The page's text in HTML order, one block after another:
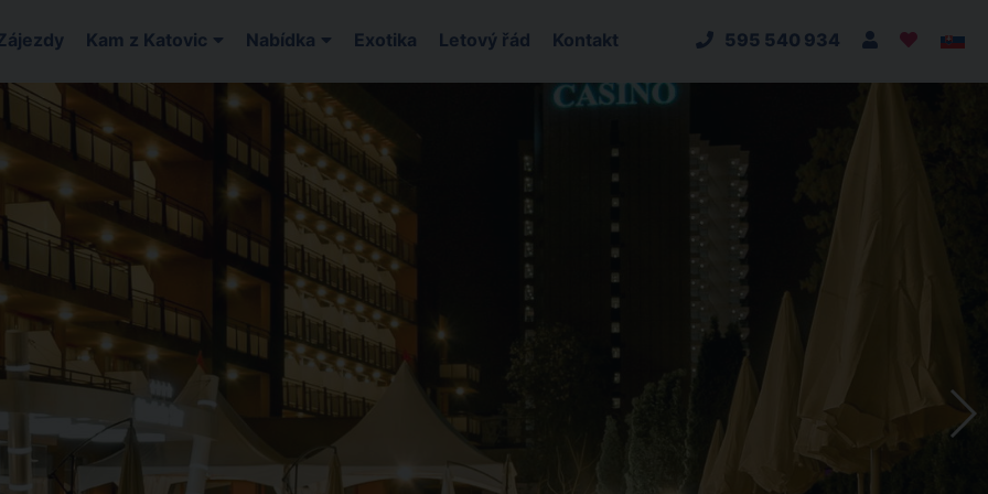
Kam z Katovic Nabídka Exotika Letový řád Kontakt 595 540 934